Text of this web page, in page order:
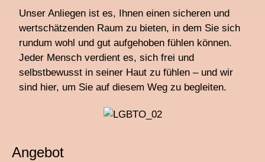
Unser Anliegen ist es, Ihnen einen sicheren und
wertschätzenden Raum zu bieten, in dem Sie sich
rundum wohl und gut aufgehoben fühlen können.
Jeder Mensch verdient es, sich frei und
selbstbewusst in seiner Haut zu fühlen – und wir
sind hier, um Sie auf diesem Weg zu begleiten.
Angebot